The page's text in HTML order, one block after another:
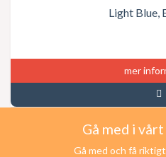
Light Blue,
mer
Gå med i
Gå med och få